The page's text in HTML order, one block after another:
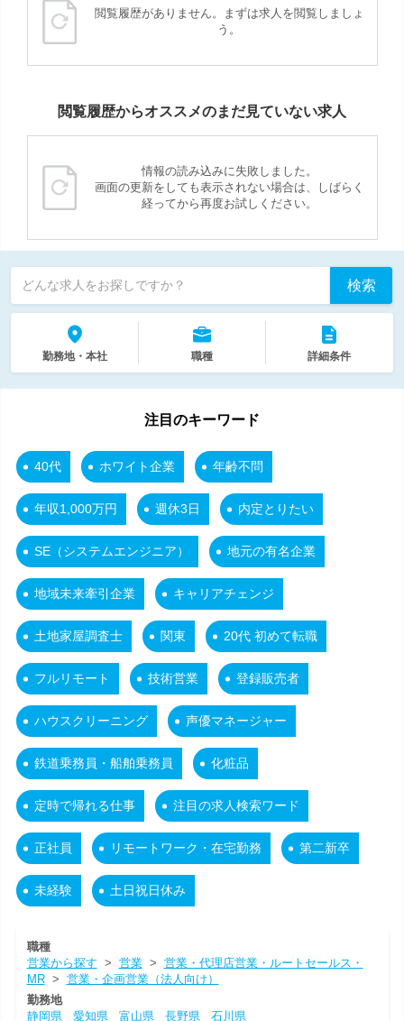
閲覧履歴がありません。まずは求人を閲覧しましょ
う。
閲覧履歴からオススメのまだ見ていない求人
情報の読み込みに失敗しました。
画面の更新をしても表示されない場合は、しばらく
経ってから再度お試しください。
どんな求人をお探しですか？ 検索
勤務地・本社 職種 詳細条件
注目のキーワード
40代 ホワイト企業 年齢不問
年収1,000万円 週休3日 内定とりたい
SE（システムエンジニア） 地元の有名企業
地域未来牽引企業 キャリアチェンジ
土地家屋調査士 関東 20代 初めて転職
フルリモート 技術営業 登録販売者
ハウスクリーニング 声優マネージャー
鉄道乗務員・船舶乗務員 化粧品
定時で帰れる仕事 注目の求人検索ワード
正社員 リモートワーク・在宅勤務 第二新卒
未経験 土日祝日休み
職種
営業から探す > 営業> 営業・代理店営業・ルートセールス・
MR> 営業・企画営業（法人向け）
勤務地
静岡県
愛知県 富山県 長野県 石川県